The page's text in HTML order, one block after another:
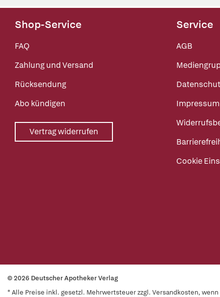
Shop-Service
FAQ
Zahlung und Versand
Rücksendung
Abo kündigen
Vertrag widerrufen
Service
AGB
Impressum
Cookie
© 2026 Deutscher Apotheker Verlag
* Alle Preise inkl. gesetzl. Mehrwertsteuer zzgl. Versandkosten,